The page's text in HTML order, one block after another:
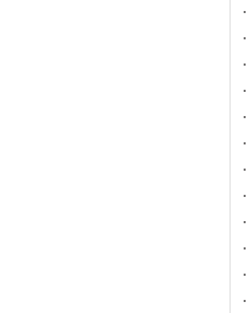
·
·
·
·
·
·
·
·
·
·
·
·